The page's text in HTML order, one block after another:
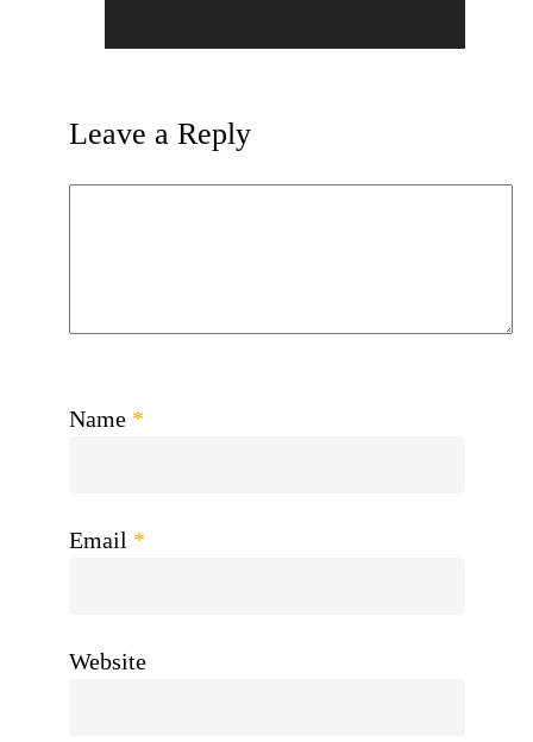
Leave a Reply
Name *
Email *
Website